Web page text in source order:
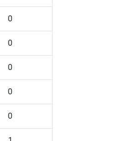
0
0
0
0
0